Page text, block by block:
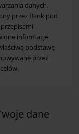
danych.
przez Bank pod
informacje
podstawę
przez
dane